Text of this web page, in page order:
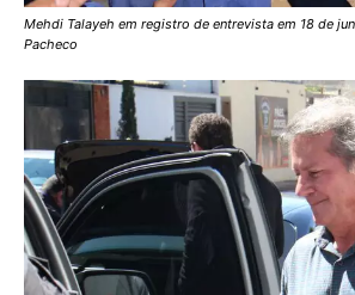
Mehdi Talayeh em registro de entrevista em 18 de
Pacheco